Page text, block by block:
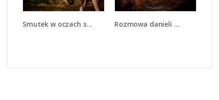
Smutek w oczach słonia - Z275 Rozmowa danieli w lesie - Z225